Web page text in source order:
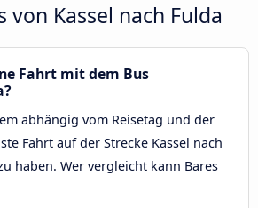
von Kassel nach Fulda
Fahrt mit dem Bus
abhängig vom Reisetag und der
Fahrt auf der Strecke Kassel nach
haben. Wer vergleicht kann Bares